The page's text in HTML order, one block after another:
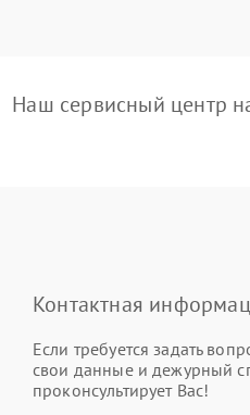
Наш сервисный центр
Контактная
Если требуется задать
свои данные и дежурный
проконсультирует Вас!